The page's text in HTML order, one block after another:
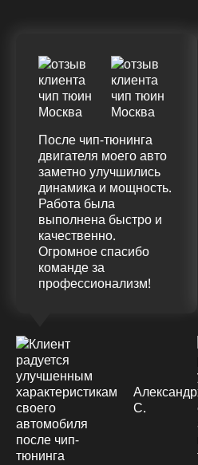
После чип-тюнинга
двигателя моего авто
заметно улучшились
динамика и мощность.
Работа была
выполнена быстро и
качественно.
Огромное спасибо
команде за
профессионализм!
Александр
С.